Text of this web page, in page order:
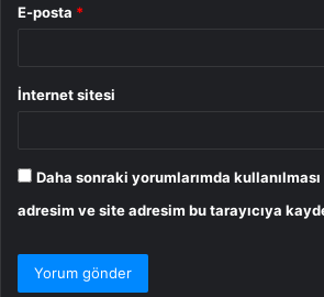
E-posta *
İnternet sitesi
Daha sonraki yorumlarımda
adresim ve site adresim bu tarayıcıya